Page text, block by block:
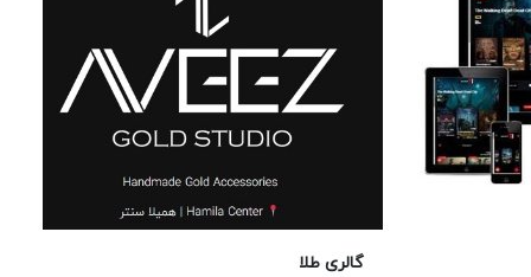
گالری طلا